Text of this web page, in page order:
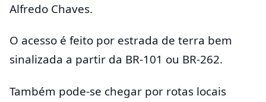
Alfredo Chaves.
O acesso é feito por estrada de terra bem
sinalizada a partir da BR-101 ou BR-262.
Também pode-se chegar por rotas locais